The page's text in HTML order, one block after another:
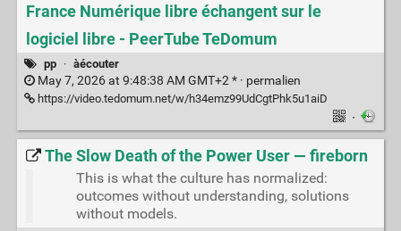
France Numérique libre échangent sur le
logiciel libre - PeerTube TeDomum
pp · àécouter
May 7, 2026 at 9:48:38 AM GMT+2 * · permalien
https://video.tedomum.net/w/h34emz99UdCgtPhk5u1aiD
·
The Slow Death of the Power User — fireborn
This is what the culture has normalized:
outcomes without understanding, solutions
without models.